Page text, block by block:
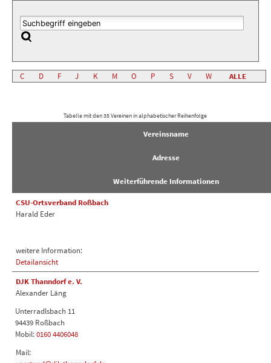
C D F J K M O P S V W ALLE
Tabelle mit den 35 Vereinen in alphabetischer Reihenfolge
Vereinsname
Adresse
Weiterführende Informationen
CSU-Ortsverband Roßbach
Harald Eder
weitere Information:
Detailansicht
DJK Thanndorf e. V.
Alexander Läng
Unterradlsbach 11
94439 Roßbach
Mobil:0160 4406048
Mail: